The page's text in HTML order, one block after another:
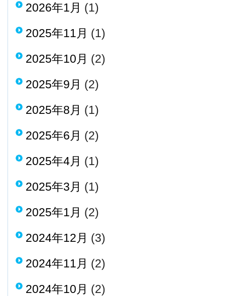
2026年1月 (1)
2025年11月 (1)
2025年10月 (2)
2025年9月 (2)
2025年8月 (1)
2025年6月 (2)
2025年4月 (1)
2025年3月 (1)
2025年1月 (2)
2024年12月 (3)
2024年11月 (2)
2024年10月 (2)